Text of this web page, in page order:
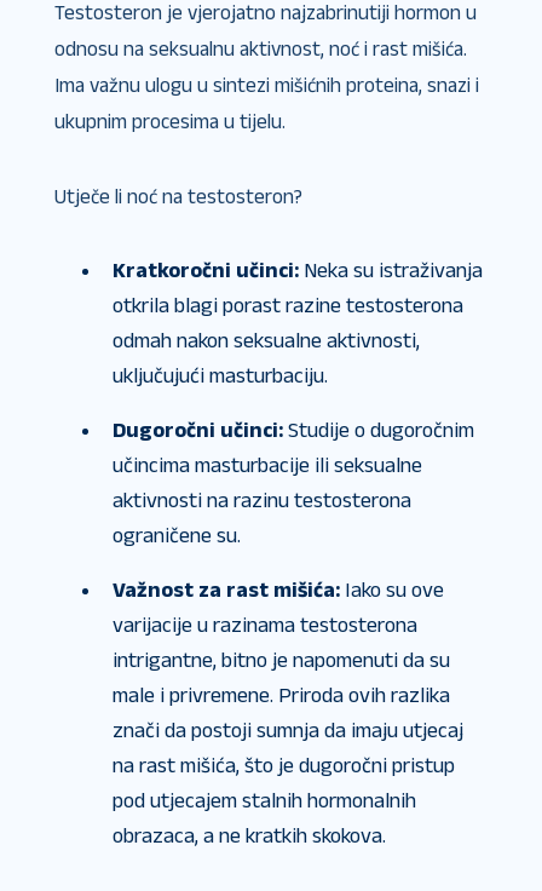
Testosteron je vjerojatno najzabrinutiji hormon u
odnosu na seksualnu aktivnost, noć i rast mišića.
Ima važnu ulogu u sintezi mišićnih proteina, snazi ​​i
ukupnim procesima u tijelu.
Utječe li noć na testosteron?
Kratkoročni učinci:Neka su istraživanja
otkrila blagi porast razine testosterona
odmah nakon seksualne aktivnosti,
uključujući masturbaciju.
Dugoročni učinci:Studije o dugoročnim
učincima masturbacije ili seksualne
aktivnosti na razinu testosterona
ograničene su.
Važnost za rast mišića:Iako su ove
varijacije u razinama testosterona
intrigantne, bitno je napomenuti da su
male i privremene. Priroda ovih razlika
znači da postoji sumnja da imaju utjecaj
na rast mišića, što je dugoročni pristup
pod utjecajem stalnih hormonalnih
obrazaca, a ne kratkih skokova.